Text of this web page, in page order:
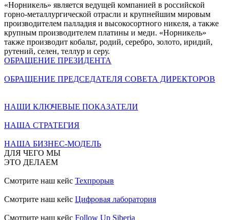
«Норникель» является ведущей компанией в российской
горно-металлургической отрасли и крупнейшим мировым
производителем палладия и высокосортного никеля, а также
крупным производителем платины и меди. «Норникель»
также производит кобальт, родий, серебро, золото, иридий,
рутений, селен, теллур и серу.
ОБРАЩЕНИЕ ПРЕЗИДЕНТА
ОБРАЩЕНИЕ ПРЕДСЕДАТЕЛЯ СОВЕТА ДИРЕКТОРОВ
НАШИ КЛЮЧЕВЫЕ ПОКАЗАТЕЛИ
НАША СТРАТЕГИЯ
НАША БИЗНЕС-МОДЕЛЬ
ДЛЯ ЧЕГО МЫ
ЭТО ДЕЛАЕМ
Смотрите наш кейс Техпрорыв
Смотрите наш кейс Цифровая лаборатория
Смотрите наш кейс Follow Up Siberia